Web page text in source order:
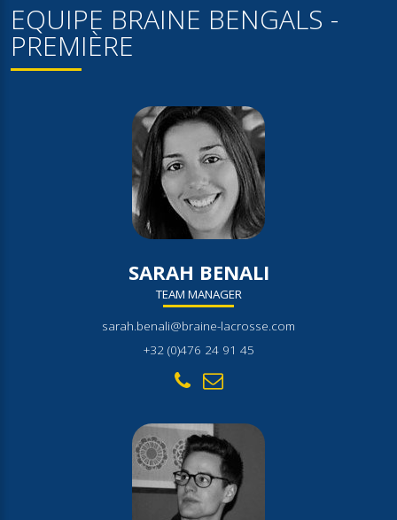
EQUIPE BRAINE BENGALS -
PREMIÈRE
SARAH BENALI
TEAM MANAGER
sarah.benali@braine-lacrosse.com
+32 (0)476 24 91 45